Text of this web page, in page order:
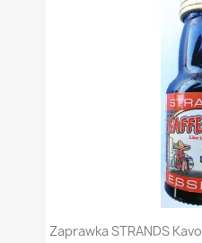
Zaprawka STRANDS